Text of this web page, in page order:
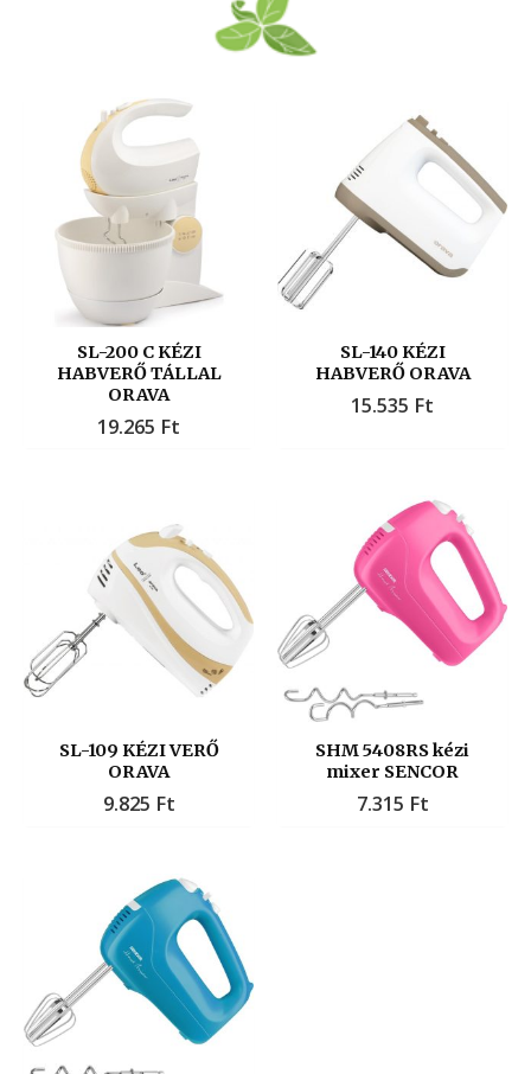
SL-200 C KÉZI
HABVERŐ TÁLLAL
ORAVA
19.265 Ft
SL-140 KÉZI
HABVERŐ ORAVA
15.535 Ft
SL-109 KÉZI VERŐ
ORAVA
9.825 Ft
SHM 5408RS kézi
mixer SENCOR
7.315 Ft